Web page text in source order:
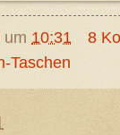
um 10:31
8
Taschen